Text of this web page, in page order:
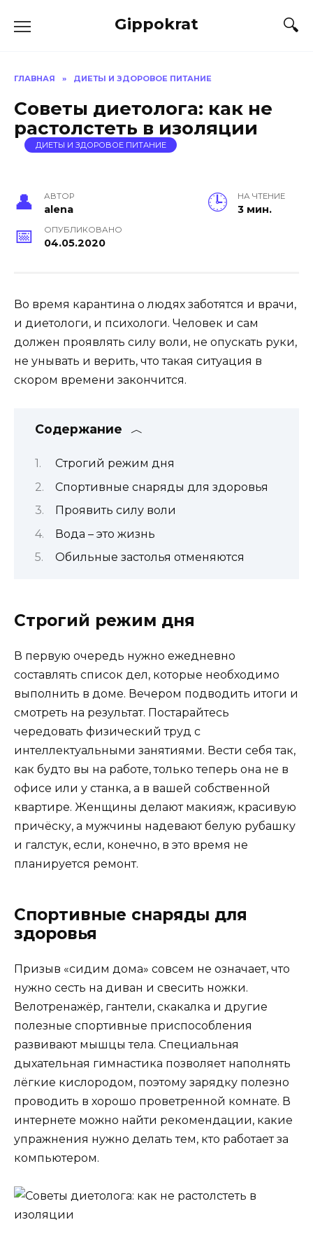
Gippokrat
ГЛАВНАЯ » ДИЕТЫ И ЗДОРОВОЕ ПИТАНИЕ
Советы диетолога: как не
растолстеть в изоляции
ДИЕТЫ И ЗДОРОВОЕ ПИТАНИЕ
АВТОР
alena
НА ЧТЕНИЕ
3 мин.
ОПУБЛИКОВАНО
04.05.2020
Во время карантина о людях заботятся и врачи,
и диетологи, и психологи. Человек и сам
должен проявлять силу воли, не опускать руки,
не унывать и верить, что такая ситуация в
скором времени закончится.
Содержание
Строгий режим дня
Спортивные снаряды для здоровья
Проявить силу воли
Вода – это жизнь
Обильные застолья отменяются
Строгий режим дня
В первую очередь нужно ежедневно
составлять список дел, которые необходимо
выполнить в доме. Вечером подводить итоги и
смотреть на результат. Постарайтесь
чередовать физический труд с
интеллектуальными занятиями. Вести себя так,
как будто вы на работе, только теперь она не в
офисе или у станка, а в вашей собственной
квартире. Женщины делают макияж, красивую
причёску, а мужчины надевают белую рубашку
и галстук, если, конечно, в это время не
планируется ремонт.
Спортивные снаряды для
здоровья
Призыв «сидим дома» совсем не означает, что
нужно сесть на диван и свесить ножки.
Велотренажёр, гантели, скакалка и другие
полезные спортивные приспособления
развивают мышцы тела. Специальная
дыхательная гимнастика позволяет наполнять
лёгкие кислородом, поэтому зарядку полезно
проводить в хорошо проветренной комнате. В
интернете можно найти рекомендации, какие
упражнения нужно делать тем, кто работает за
компьютером.